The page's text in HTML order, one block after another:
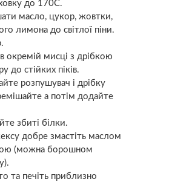
до 170С.
масло, цукор, жовтки,
лимона до світлої піни.
окремій мисці з дрібкою
до стійких піків.
розпушувач і дрібку
а потім додайте
збиті білки.
добре змастіть маслом
(можна борошном
та печіть приблизно